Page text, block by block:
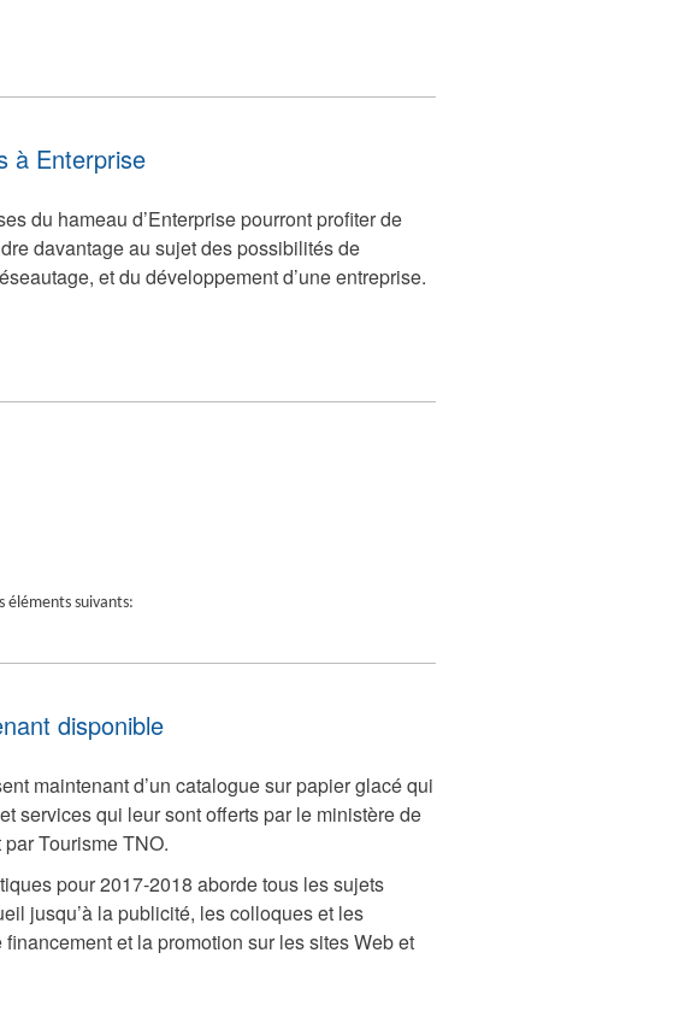
à Enterprise
du hameau d’Enterprise pourront profiter de
davantage au sujet des possibilités de
et du développement d’une entreprise.
éléments suivants:
disponible
maintenant d’un catalogue sur papier glacé qui
services qui leur sont offerts par le ministère de
par Tourisme TNO.
pour 2017-2018 aborde tous les sujets
jusqu’à la publicité, les colloques et les
et la promotion sur les sites Web et